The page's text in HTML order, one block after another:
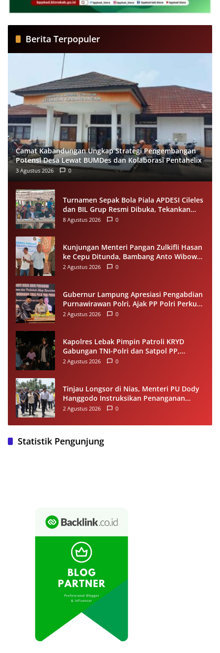
Berita Terpopuler
Camat Kabandungan Ungkap Strategi Pengembangan
Potensi Desa Lewat BUMDes dan Kolaborasi Pentahelix
3 Agustus 2026 0
Turnamen Sepak Bola Piala APDESI Cileles
dan BIL Grup Resmi Dibuka, Tekankan
Sportivitas
8 Agustus 2026 0
Kunjungan Menteri Pangan Zulkifli Hasan
ke Cepu Ditunda, Bambang Anto Wibowo
Tetap Salurkan Bantuan kepada Warga
2 Agustus 2026 0
Gubernur Lampung Apresiasi Pengabdian
Purnawirawan Polri, Ajak PP Polri Perkuat
Stabilitas dan Dukung Pembangunan
2 Agustus 2026 0
Kapolres Lebak Pimpin Patroli KRYD
Gabungan TNI-Polri dan Satpol PP,
Antisipasi Curanmor hingga Balap Liar
2 Agustus 2026 0
Tinjau Longsor di Nias, Menteri PU Dody
Hanggodo Instruksikan Penanganan
Komprehensif agar Kerusakan Tak
2 Agustus 2026 0
Statistik Pengunjung